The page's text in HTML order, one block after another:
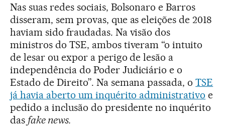
Nas suas redes sociais, Bolsonaro e Barros
disseram, sem provas, que as eleições de 2018
haviam sido fraudadas. Na visão dos
ministros do TSE, ambos tiveram “o intuito
de lesar ou expor a perigo de lesão a
independência do Poder Judiciário e o
Estado de Direito”. Na semana passada, oTSE
já havia aberto um inquérito administrativo e
pedido a inclusão do presidente no inquérito
das fake news.